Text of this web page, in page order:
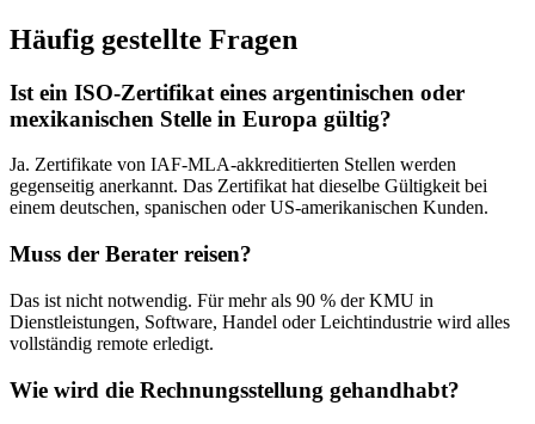
Häufig gestellte Fragen
Ist ein ISO-Zertifikat eines argentinischen oder
mexikanischen Stelle in Europa gültig?
Ja. Zertifikate von IAF-MLA-akkreditierten Stellen werden
gegenseitig anerkannt. Das Zertifikat hat dieselbe Gültigkeit bei
einem deutschen, spanischen oder US-amerikanischen Kunden.
Muss der Berater reisen?
Das ist nicht notwendig. Für mehr als 90 % der KMU in
Dienstleistungen, Software, Handel oder Leichtindustrie wird alles
vollständig remote erledigt.
Wie wird die Rechnungsstellung gehandhabt?